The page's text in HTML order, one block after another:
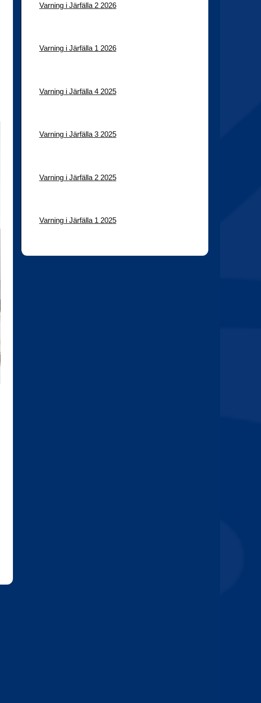
Varning i Järfälla 2 2026
Varning i Järfälla 1 2026
Varning i Järfälla 4 2025
Varning i Järfälla 3 2025
Varning i Järfälla 2 2025
Varning i Järfälla 1 2025